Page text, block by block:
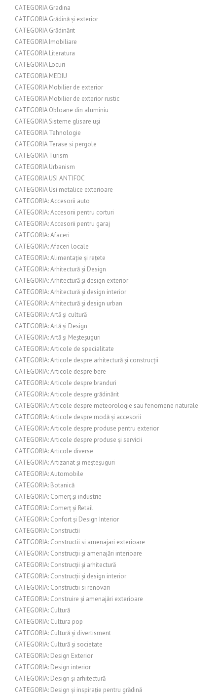
CATEGORIA Gradina
CATEGORIA Grădină și exterior
CATEGORIA Grădinărit
CATEGORIA Imobiliare
CATEGORIA Literatura
CATEGORIA Locuri
CATEGORIA MEDIU
CATEGORIA Mobilier de exterior
CATEGORIA Mobilier de exterior rustic
CATEGORIA Obloane din aluminiu
CATEGORIA Sisteme glisare uși
CATEGORIA Tehnologie
CATEGORIA Terase si pergole
CATEGORIA Turism
CATEGORIA Urbanism
CATEGORIA USI ANTIFOC
CATEGORIA Usi metalice exterioare
CATEGORIA: Accesorii auto
CATEGORIA: Accesorii pentru corturi
CATEGORIA: Accesorii pentru garaj
CATEGORIA: Afaceri
CATEGORIA: Afaceri locale
CATEGORIA: Alimentație și rețete
CATEGORIA: Arhitectură și Design
CATEGORIA: Arhitectură și design exterior
CATEGORIA: Arhitectură și design interior
CATEGORIA: Arhitectură și design urban
CATEGORIA: Artă și cultură
CATEGORIA: Artă și Design
CATEGORIA: Artă și Meșteșuguri
CATEGORIA: Articole de specialitate
CATEGORIA: Articole despre arhitectură și construcții
CATEGORIA: Articole despre bere
CATEGORIA: Articole despre branduri
CATEGORIA: Articole despre grădinărit
CATEGORIA: Articole despre meteorologie sau fenomene naturale
CATEGORIA: Articole despre modă și accesorii
CATEGORIA: Articole despre produse pentru exterior
CATEGORIA: Articole despre produse și servicii
CATEGORIA: Articole diverse
CATEGORIA: Artizanat și meșteșuguri
CATEGORIA: Automobile
CATEGORIA: Botanică
CATEGORIA: Comerț și industrie
CATEGORIA: Comerț și Retail
CATEGORIA: Confort și Design Interior
CATEGORIA: Constructii
CATEGORIA: Constructii si amenajari exterioare
CATEGORIA: Construcții și amenajări interioare
CATEGORIA: Construcții și arhitectură
CATEGORIA: Construcții și design interior
CATEGORIA: Constructii si renovari
CATEGORIA: Construire și amenajări exterioare
CATEGORIA: Cultură
CATEGORIA: Cultura pop
CATEGORIA: Cultură și divertisment
CATEGORIA: Cultură și societate
CATEGORIA: Design Exterior
CATEGORIA: Design interior
CATEGORIA: Design și arhitectură
CATEGORIA: Design și inspirație pentru grădină